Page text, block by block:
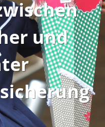
und